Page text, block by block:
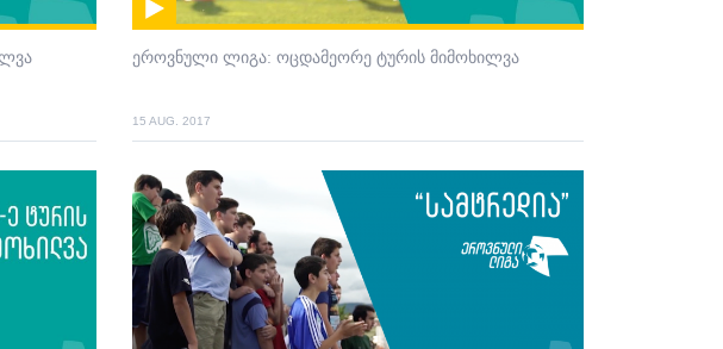
ეროვნული ლიგა: ოცდამეორე ტურის მიმოხილვა
15 AUG. 2017